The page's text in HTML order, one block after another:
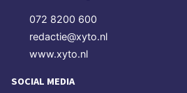
072 8200 600
redactie@xyto.nl
www.xyto.nl
SOCIAL MEDIA